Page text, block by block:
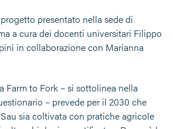
presentato nella sede di
a cura dei docenti universitari Filippo
in collaborazione con Marianna
Farm to Fork – si sottolinea nella
– prevede per il 2030 che
sia coltivata con pratiche agricole